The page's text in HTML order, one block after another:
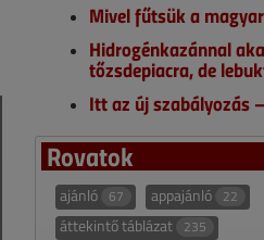
Mivel fűtsük a
Hidrogénkazánnal
tőzsdepiacra, de
Itt az új szabályozás
Rovatok
ajánló 67 appajánló 22
áttekintő táblázat 235